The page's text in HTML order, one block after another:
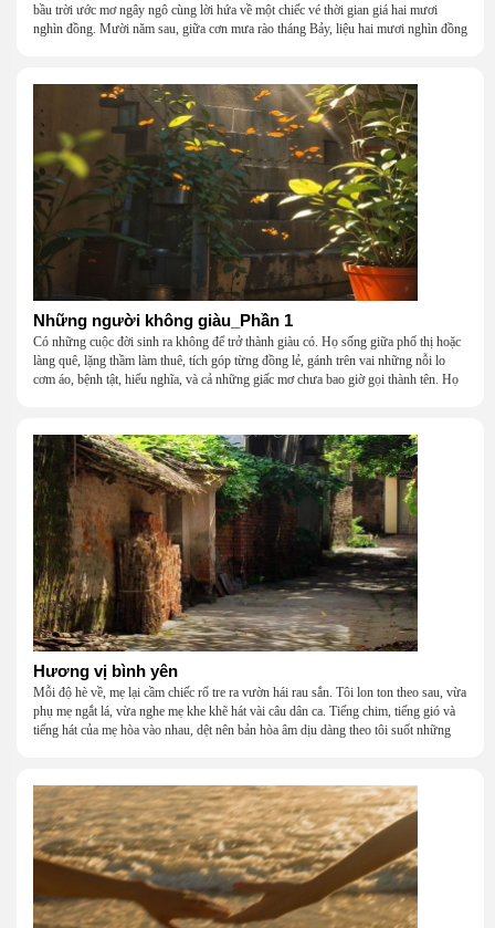
bầu trời ước mơ ngây ngô cùng lời hứa về một chiếc vé thời gian giá hai mươi
nghìn đồng. Mười năm sau, giữa cơn mưa rào tháng Bảy, liệu hai mươi nghìn đồng
Những người không giàu_Phần 1
Có những cuộc đời sinh ra không để trở thành giàu có. Họ sống giữa phố thị hoặc
làng quê, lặng thầm làm thuê, tích góp từng đồng lẻ, gánh trên vai những nỗi lo
cơm áo, bệnh tật, hiếu nghĩa, và cả những giấc mơ chưa bao giờ gọi thành tên. Họ
một mái nhà bằng lòng thương, bằng sự nhẫn nại và một niềm tin cũ kỹ rằng: dẫu
nghèo đến đâu, cũng còn có nhau để quay về.
Hương vị bình yên
Mỗi độ hè về, mẹ lại cầm chiếc rổ tre ra vườn hái rau sắn. Tôi lon ton theo sau, vừa
phụ mẹ ngắt lá, vừa nghe mẹ khe khẽ hát vài câu dân ca. Tiếng chim, tiếng gió và
tiếng hát của mẹ hòa vào nhau, dệt nên bản hòa âm dịu dàng theo tôi suốt những